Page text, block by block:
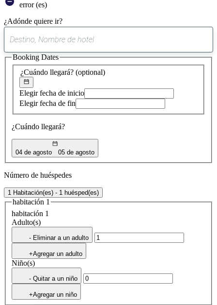
error (es)
¿Adónde quiere ir?
sugerencia
encontrada
¿Cuándo llegará? (optional)
Elegir fecha de inicio
Elegir fecha de fin
¿Cuándo llegará?
04 de agosto 05 de agosto
Booking Dates
Número de huéspedes
1 Habitación(es) - 1 huésped(es)
habitación 1
habitación 1
Adulto(s)
- Eliminar a un adulto
+Agregar un adulto
Niño(s)
- Quitar a un niño
+Agregar un niño